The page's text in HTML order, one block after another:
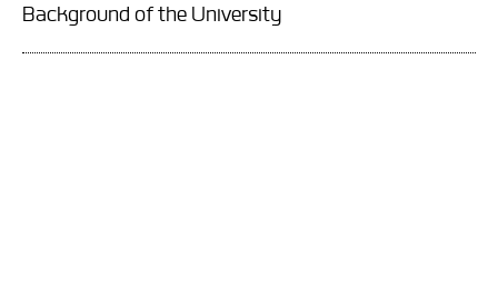
Background of the University